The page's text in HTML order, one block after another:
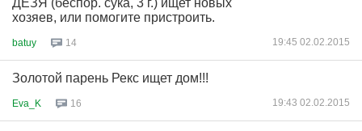
ДЕЗЯ (беспор. сука, 3 г.) ищет новых
хозяев, или помогите пристроить.
batuy 14 19:45 02.02.2015
Золотой парень Рекс ищет дом!!!
Eva_K 16 19:43 02.02.2015